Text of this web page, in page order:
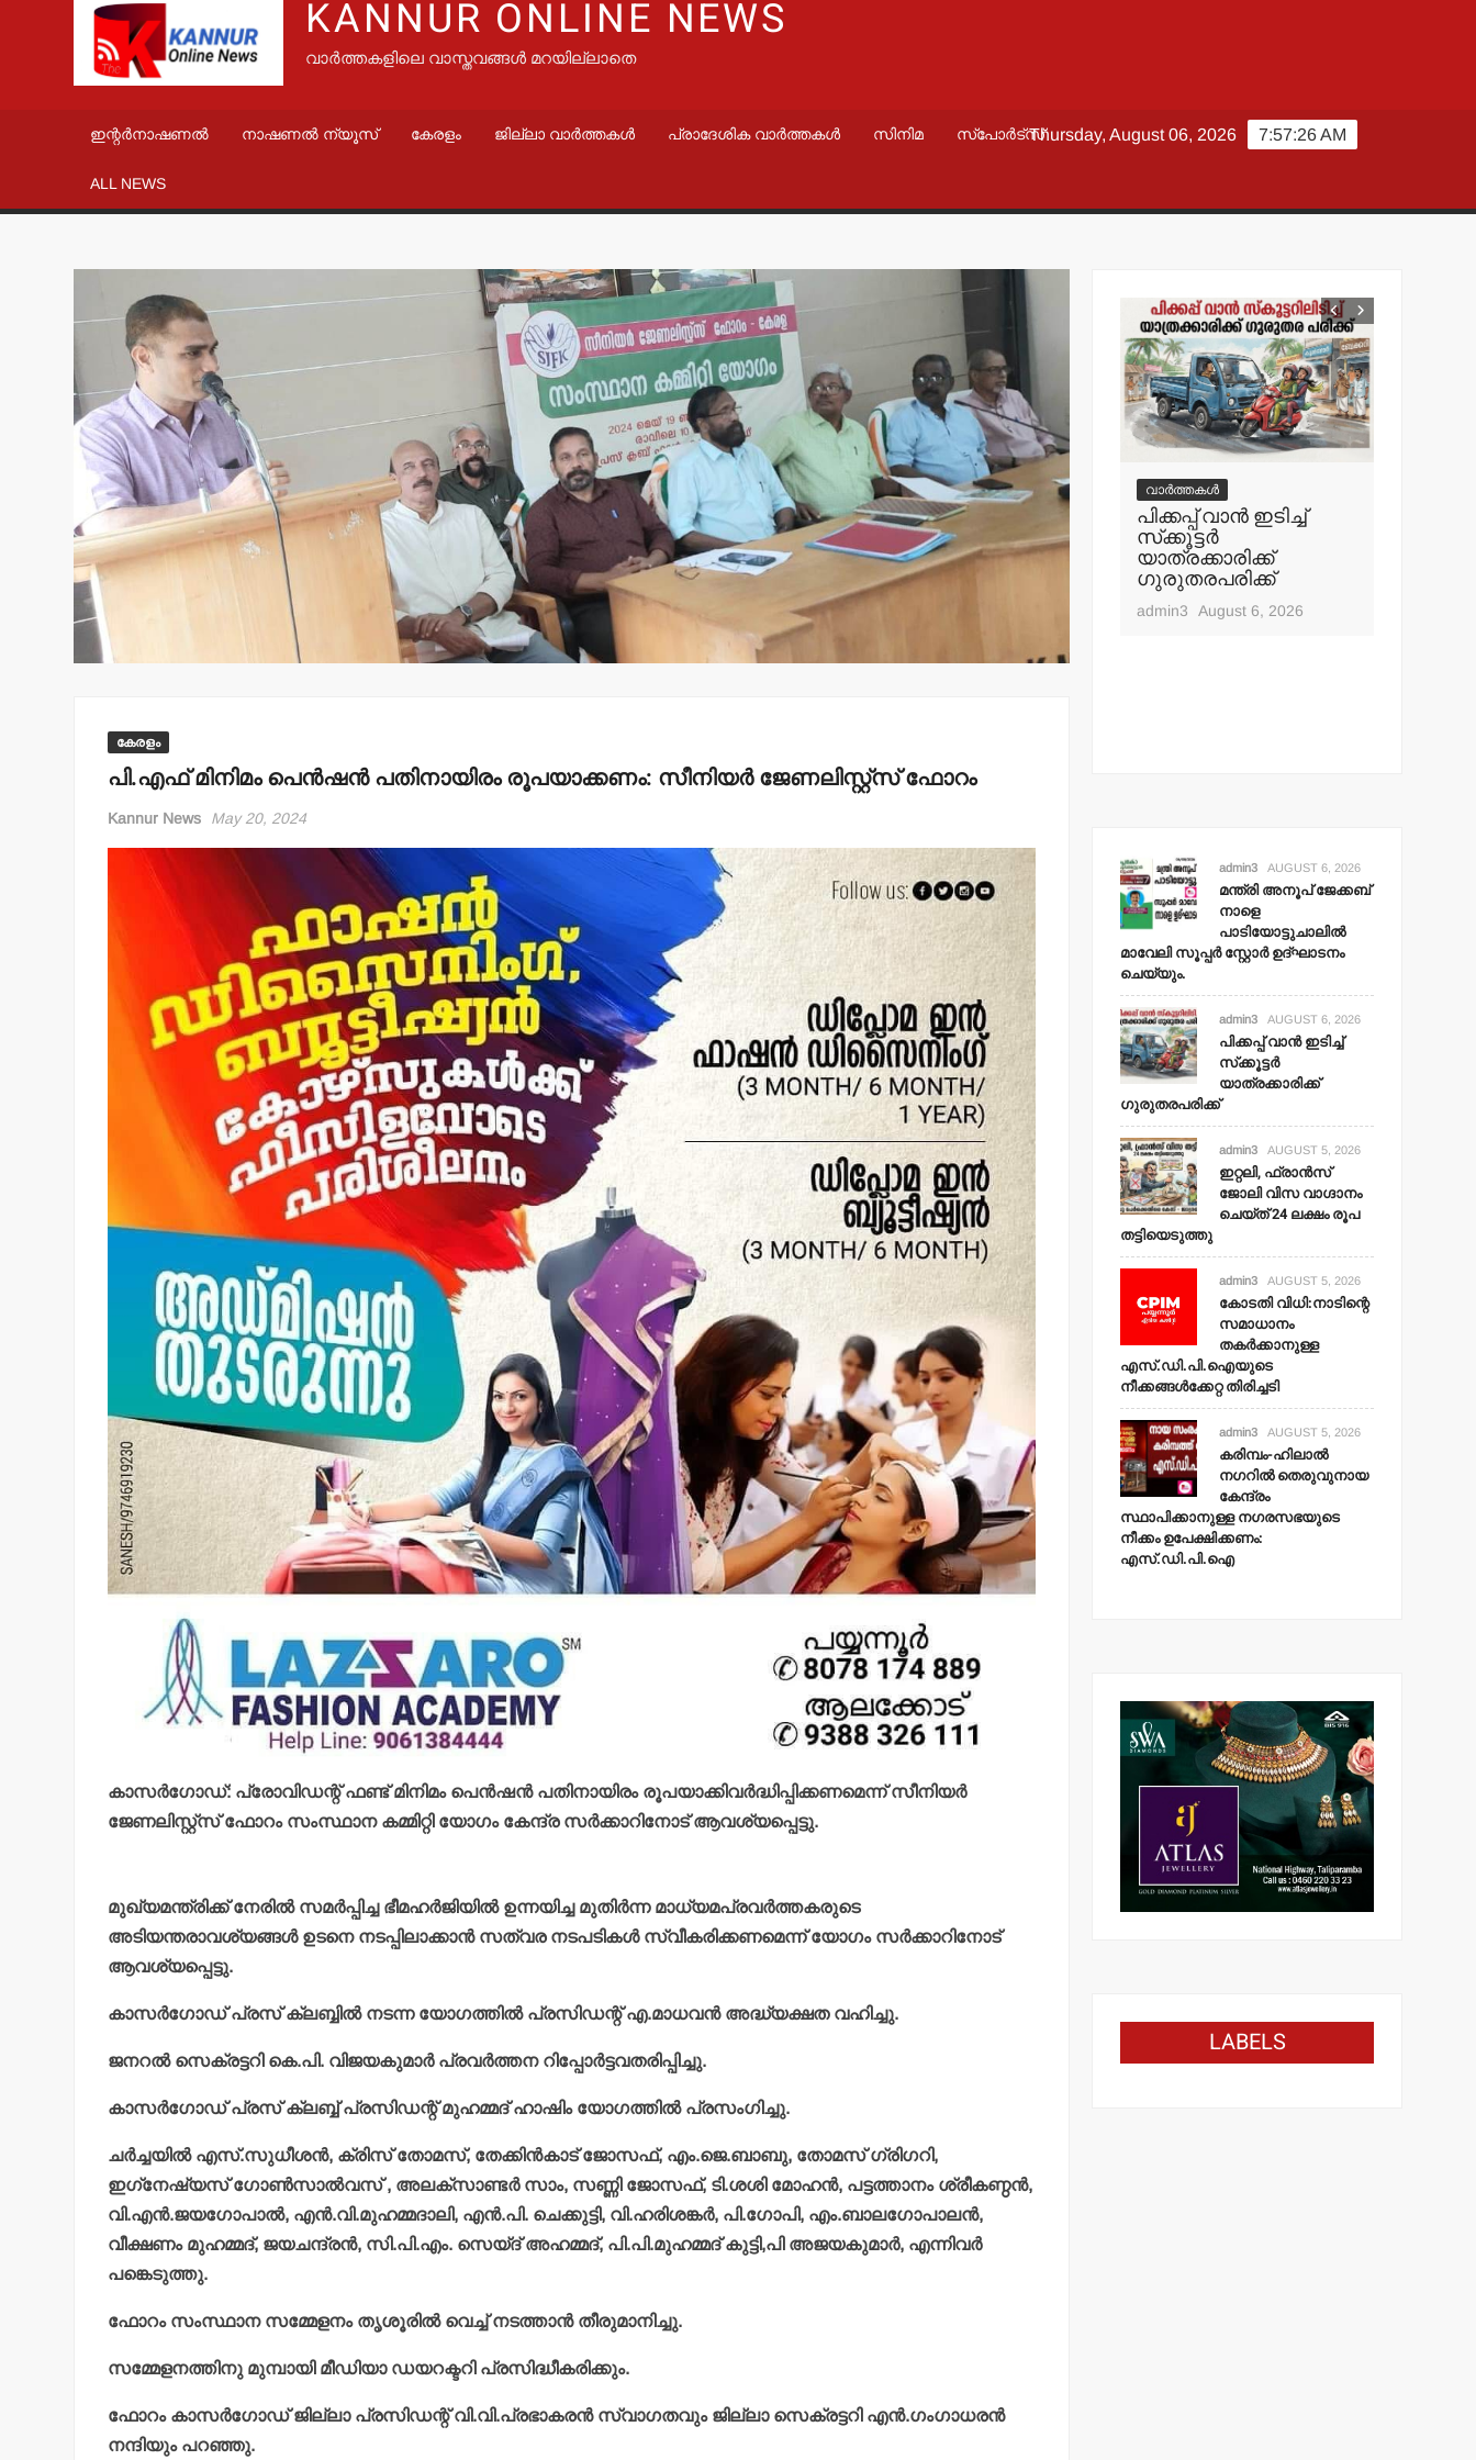
KANNUR ONLINE NEWS
വാർത്തകളിലെ വാസ്തവങ്ങൾ മറയില്ലാതെ
ഇന്റർനാഷണൽ നാഷണൽ ന്യൂസ് കേരളം ജില്ലാ വാർത്തകൾ പ്രാദേശിക വാർത്തകൾ സിനിമ സ്പോർട്സ്
ALL NEWS
7:57:27 AM
Thursday, August 06, 2026
കേരളം
പി.എഫ് മിനിമം പെന്‍ഷന്‍ പതിനായിരം രൂപയാക്കണം: സീനിയര്‍ ജേണലിസ്റ്റ്‌സ് ഫോറം
Kannur News May 20, 2024
കാസര്‍ഗോഡ്: പ്രോവിഡന്റ് ഫണ്ട് മിനിമം പെന്‍ഷന്‍ പതിനായിരം രൂപയാക്കിവര്‍ദ്ധിപ്പിക്കണമെന്ന് സീനിയര്‍
ജേണലിസ്റ്റ്‌സ് ഫോറം സംസ്ഥാന കമ്മിറ്റി യോഗം കേന്ദ്ര സര്‍ക്കാറിനോട് ആവശ്യപ്പെട്ടു.
മുഖ്യമന്ത്രിക്ക് നേരില്‍ സമര്‍പ്പിച്ച ഭീമഹര്‍ജിയില്‍ ഉന്നയിച്ച മുതിര്‍ന്ന മാധ്യമപ്രവര്‍ത്തകരുടെ
അടിയന്തരാവശ്യങ്ങള്‍ ഉടനെ നടപ്പിലാക്കാന്‍ സത്വര നടപടികള്‍ സ്വീകരിക്കണമെന്ന് യോഗം സര്‍ക്കാറിനോട്
ആവശ്യപ്പെട്ടു.
കാസര്‍ഗോഡ് പ്രസ് ക്ലബ്ബില്‍ നടന്ന യോഗത്തില്‍ പ്രസിഡന്റ് എ.മാധവന്‍ അദ്ധ്യക്ഷത വഹിച്ചു.
ജനറല്‍ സെക്രട്ടറി കെ.പി. വിജയകുമാര്‍ പ്രവര്‍ത്തന റിപ്പോര്‍ട്ടവതരിപ്പിച്ചു.
കാസര്‍ഗോഡ് പ്രസ് ക്ലബ്ബ് പ്രസിഡന്റ് മുഹമ്മദ് ഹാഷിം യോഗത്തില്‍ പ്രസംഗിച്ചു.
ചര്‍ച്ചയില്‍ എസ്.സുധീശന്‍, ക്രിസ് തോമസ്, തേക്കിന്‍കാട് ജോസഫ്, എം.ജെ.ബാബു, തോമസ് ഗ്രിഗറി,
ഇഗ്‌നേഷ്യസ് ഗോണ്‍സാല്‍വസ് , അലക്‌സാണ്ടര്‍ സാം, സണ്ണി ജോസഫ്, ടി.ശശി മോഹന്‍, പട്ടത്താനം ശ്രീകണ്ഠന്‍,
വി.എന്‍.ജയഗോപാല്‍, എന്‍.വി.മുഹമ്മദാലി, എന്‍.പി. ചെക്കുട്ടി, വി.ഹരിശങ്കര്‍, പി.ഗോപി, എം.ബാലഗോപാലന്‍,
വീക്ഷണം മുഹമ്മദ്, ജയചന്ദ്രന്‍, സി.പി.എം. സെയ്ദ് അഹമ്മദ്, പി.പി.മുഹമ്മദ് കുട്ടി,പി അജയകുമാര്‍, എന്നിവര്‍
പങ്കെടുത്തു.
ഫോറം സംസ്ഥാന സമ്മേളനം തൃശൂരില്‍ വെച്ച് നടത്താന്‍ തീരുമാനിച്ചു.
സമ്മേളനത്തിനു മുമ്പായി മീഡിയാ ഡയറക്ടറി പ്രസിദ്ധീകരിക്കും.
ഫോറം കാസര്‍ഗോഡ് ജില്ലാ പ്രസിഡന്റ് വി.വി.പ്രഭാകരന്‍ സ്വാഗതവും ജില്ലാ സെക്രട്ടറി എന്‍.ഗംഗാധരന്‍
നന്ദിയും പറഞ്ഞു.
വാർത്തകൾ
കരിമ്പം-ഹിലാല്‍
നഗറില്‍ തെരുവുനായ
കേന്ദ്രം
സ്ഥാപിക്കാനുള്ള
നഗരസഭയുടെ നീക്കം
ഉപേക്ഷിക്കണം:
എസ്.ഡി.പി.ഐ
വാർത്തകൾ
മന്ത്രി അനൂപ് ജേക്കബ്
നാളെ
പാടിയോട്ടുചാലില്‍
മാവേലി സൂപ്പര്‍ സ്റ്റോര്‍
ഉദ്ഘാടനം ചെയ്യും.
വാർത്തകൾ
പിക്കപ്പ് വാന്‍ ഇടിച്ച്
സ്‌ക്കൂട്ടര്‍
യാത്രക്കാരിക്ക്
ഗുരുതരപരിക്ക്
admin3 August 6, 2026
admin3 AUGUST 6, 2026
മന്ത്രി അനൂപ് ജേക്കബ്
നാളെ
പാടിയോട്ടുചാലില്‍
മാവേലി സൂപ്പര്‍ സ്റ്റോര്‍ ഉദ്ഘാടനം
ചെയ്യും.
admin3 AUGUST 6, 2026
പിക്കപ്പ് വാന്‍ ഇടിച്ച്
സ്‌ക്കൂട്ടര്‍
യാത്രക്കാരിക്ക്
ഗുരുതരപരിക്ക്
admin3 AUGUST 5, 2026
ഇറ്റലി, ഫ്രാന്‍സ്
ജോലി വിസ വാഗ്ദാനം
ചെയ്ത് 24 ലക്ഷം രൂപ
തട്ടിയെടുത്തു
admin3 AUGUST 5, 2026
കോടതി വിധി:നാടിന്റെ
സമാധാനം
തകര്‍ക്കാനുള്ള
എസ്.ഡി.പി.ഐയുടെ
നീക്കങ്ങള്‍ക്കേറ്റ തിരിച്ചടി
admin3 AUGUST 5, 2026
കരിമ്പം-ഹിലാല്‍
നഗറില്‍ തെരുവുനായ
കേന്ദ്രം
സ്ഥാപിക്കാനുള്ള നഗരസഭയുടെ
നീക്കം ഉപേക്ഷിക്കണം:
എസ്.ഡി.പി.ഐ
LABELS